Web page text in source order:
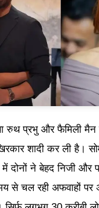
रुथ प्रभु और फैमिली मैन
शादी कर ली है।
दोनों ने बेहद निजी और
से चल रही अफवाहों पर